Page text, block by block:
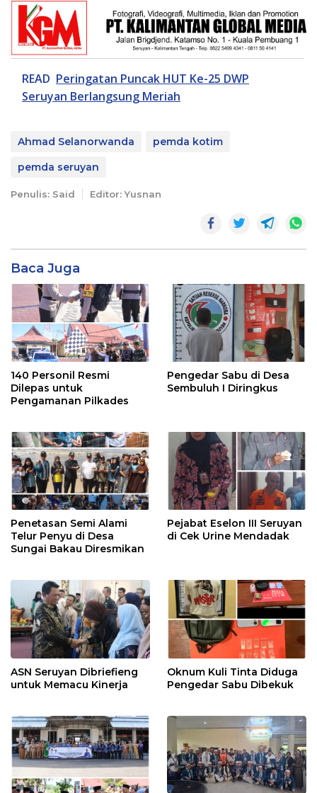
READ Peringatan Puncak HUT Ke-25 DWP
Seruyan Berlangsung Meriah
Ahmad Selanorwanda
pemda kotim
pemda seruyan
Penulis: Said Editor: Yusnan
Baca Juga
140 Personil Resmi
Dilepas untuk
Pengamanan Pilkades
Pengedar Sabu di Desa
Sembuluh I Diringkus
Penetasan Semi Alami
Telur Penyu di Desa
Sungai Bakau Diresmikan
Pejabat Eselon III Seruyan
di Cek Urine Mendadak
ASN Seruyan Dibriefieng
untuk Memacu Kinerja
Oknum Kuli Tinta Diduga
Pengedar Sabu Dibekuk